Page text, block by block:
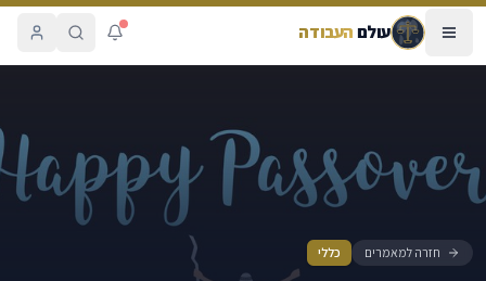
עולםהעבודה
סעיף 1 לחוק – הגדרת הסכם קיבוצי
חזרה למאמרים כללי